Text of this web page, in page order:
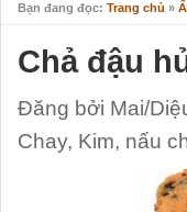
Bạn đang đọc: Trang chủ »
Chả đậu
Đăng bởi Mai/
Chay, Kim, nấu